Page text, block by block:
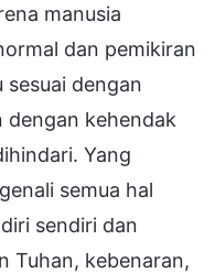
manusia
dan pemikiran
sesuai dengan
dengan kehendak
Yang
semua hal
sendiri dan
Tuhan, kebenaran,